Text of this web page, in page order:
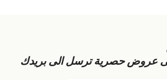
عروض حصرية ترسل الى بريدك